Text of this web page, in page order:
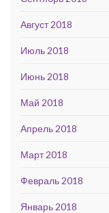
Август 2018
Июль 2018
Июнь 2018
Май 2018
Апрель 2018
Март 2018
Февраль 2018
Январь 2018